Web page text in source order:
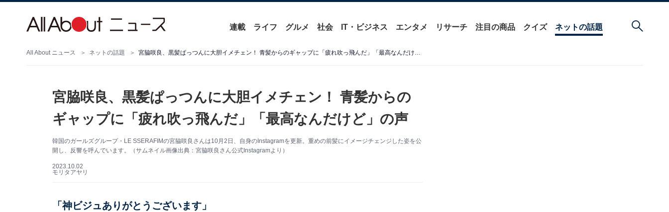
連載 ライフ グルメ 社会 IT・ビジネス エンタメ リサーチ 注目の商品 クイズ ネットの話題
All About ニュース ネットの話題 宮脇咲良、黒髪ぱっつんに大胆イメチェン！ 青髪からのギャップに「疲れ吹っ飛んだ」「最高なんだけど」の声
宮脇咲良、黒髪ぱっつんに大胆イメチェン！ 青髪からの
ギャップに「疲れ吹っ飛んだ」「最高なんだけど」の声
韓国のガールズグループ・LE SSERAFIMの宮脇咲良さんは10月2日、自身のInstagramを更新。重めの前髪にイメージチェンジした姿を公
開し、反響を呼んでいます。（サムネイル画像出典：宮脇咲良さん公式Instagramより）
2023.10.02
モリタアヤリ
「神ビジュありがとうございます」